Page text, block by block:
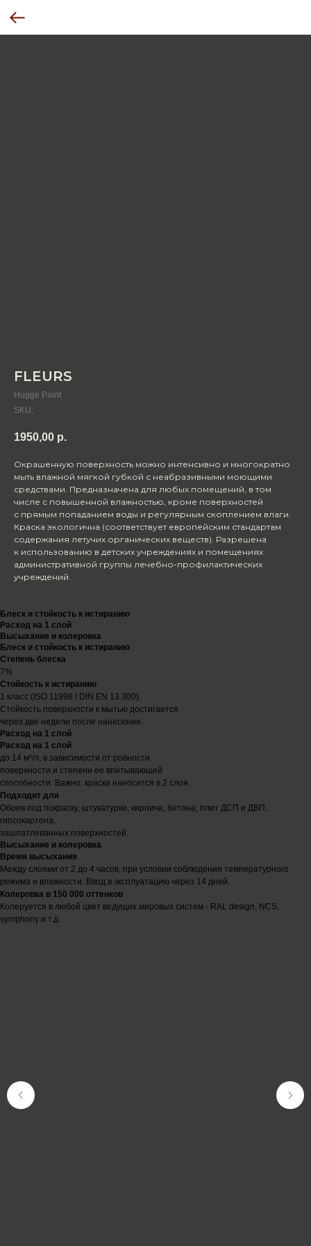
FLEURS
Hugge Paint
SKU:
1950,00 р.
Окрашенную поверхность можно интенсивно и многократно
мыть влажной мягкой губкой с неабразивными моющими
средствами. Предназначена для любых помещений, в том
числе с повышенной влажностью, кроме поверхностей
с прямым попаданием воды и регулярным скоплением влаги.
Краска экологична (соответствует европейским стандартам
содержания летучих органических веществ). Разрешена
к использованию в детских учреждениях и помещениях
административной группы лечебно-профилактических
учреждений.
Блеск и стойкость к истиранию
Расход на 1 слой
Высыхание и колеровка
Блеск и стойкость к истиранию
Степень блеска
7%
Стойкость к истиранию
1 класс (ISO 11998 / DIN EN 13 300).
Стойкость поверхности к мытью достигается
через две недели после нанесения.
Расход на 1 слой
Расход на 1 слой
до 14 м²/л, в зависимости от ровности
поверхности и степени ее впитывающей
способности. Важно: краска наносится в 2 слоя.
Подходит для
Обоев под покраску, штукатурки, кирпича, бетона, плит ДСП и ДВП,
гипсокартона,
зашпатлеванных поверхностей.
Высыхание и колеровка
Время высыхания
Между слоями от 2 до 4 часов, при условии соблюдения температурного
режима и влажности. Ввод в эксплуатацию через 14 дней.
Колеровка в 150 000 оттенков
Колеруется в любой цвет ведущих мировых систем - RAL design, NCS,
symphony и т.д.